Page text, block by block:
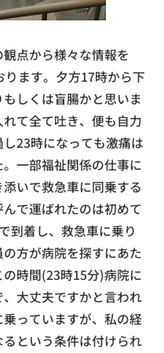
点から様々な情報を
ます。夕方17時から下
しくは盲腸かと思いま
て全て吐き、便も自力
23時になっても激痛は
一部福祉関係の仕事に
いで救急車に同乗する
で運ばれたのは初めて
到着し、救急車に乗り
方が病院を探すにあた
時間(23時15分)病院に
大丈夫ですかと言われ
っていますが、私の経
という条件は付けられ